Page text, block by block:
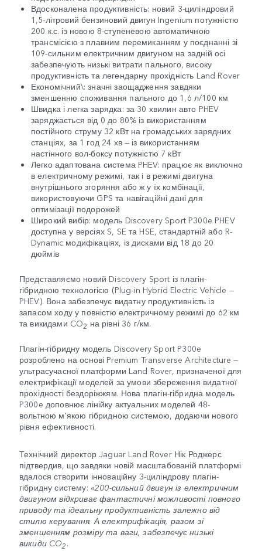
Вдосконалена продуктивність: новий 3-циліндровий
1,5-літровий бензиновий двигун Ingenium потужністю
200 к.с. із новою 8-ступеневою автоматичною
трансмісією з плавним перемиканням у поєднанні зі
109-сильним електричним двигуном на задній осі
забезпечують низькі витрати пального, високу
продуктивність та легендарну прохідність Land Rover
Економічний\: значні заощадження завдяки
зменшенню споживання пального до 1,6 л/100 км
Швидка і легка зарядка: за 30 хвилин авто PHEV
заряджається від 0 до 80% із використанням
постійного струму 32 кВт на громадських зарядних
станціях, за 1 год 24 хв — із використанням
настінного вол-боксу потужністю 7 кВт
Легко адаптована система PHEV: працює як виключно
в електричному режимі, так і в режимі двигуна
внутрішнього згоряння або ж у їх комбінації,
використовуючи GPS та навігаційні дані для
оптимізації подорожей
Широкий вибір: модель Discovery Sport P300e PHEV
доступна у версіях S, SE та HSE, стандартній або R-
Dynamic модифікаціях, із дисками від 18 до 20
дюймів
Представляємо новий Discovery Sport із плагін-
гібридною технологією (Plug-in Hybrid Electric Vehicle —
PHEV). Вона забезпечує видатну продуктивність із
запасом ходу у повністю електричному режимі до 62 км
та викидами CO2 на рівні 36 г/км.
Плагін-гібридну модель Discovery Sport P300e
розроблено на основі Premium Transverse Architecture —
ультрасучасної платформи Land Rover, призначеної для
електрифікації моделей за умови збереження видатної
прохідності бездоріжжям. Нова плагін-гібридна модель
P300e доповнює лінійку актуальних моделей 48-
вольтною м'якою гібридною системою, додаючи нового
рівня ефективності.
Технічний директор Jaguar Land Rover Нік Роджерс
підтвердив, що завдяки новій масштабованій платформі
вдалося створити інноваційну 3-циліндрову плагін-
гібридну систему: «200-сильний двигун із електричним
двигуном відкриває фантастичні можливості повного
приводу та ідеальну продуктивність залежно від
стилю керування. А електрифікація, разом зі
зменшенням розміру та ваги, забезпечує низькі
викиди CO2.